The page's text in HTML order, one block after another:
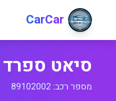
CarCar
סיאט ספרד ARONA
מספר רכב: 89102002